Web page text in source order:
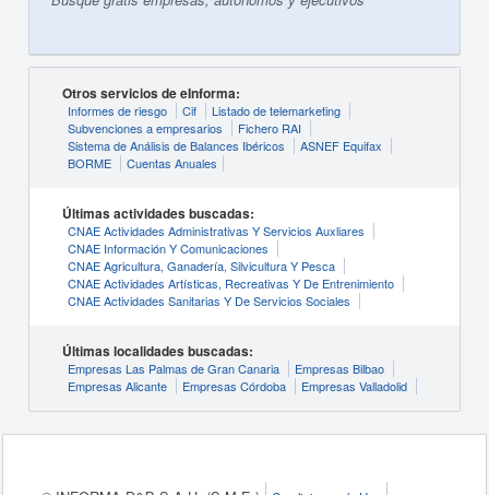
Otros servicios de eInforma:
Informes de riesgo Cif
Listado de telemarketing
Subvenciones a empresarios
Fichero RAI
Sistema de Análisis de Balances Ibéricos
ASNEF Equifax
BORME
Cuentas Anuales
Últimas actividades buscadas:
CNAE Actividades Administrativas Y Servicios Auxliares
CNAE Información Y Comunicaciones
CNAE Agricultura, Ganadería, Silvicultura Y Pesca
CNAE Actividades Artísticas, Recreativas Y De Entrenimiento
CNAE Actividades Sanitarias Y De Servicios Sociales
Últimas localidades buscadas:
Empresas Las Palmas de Gran Canaria
Empresas Bilbao
Empresas Alicante
Empresas Córdoba Empresas Valladolid